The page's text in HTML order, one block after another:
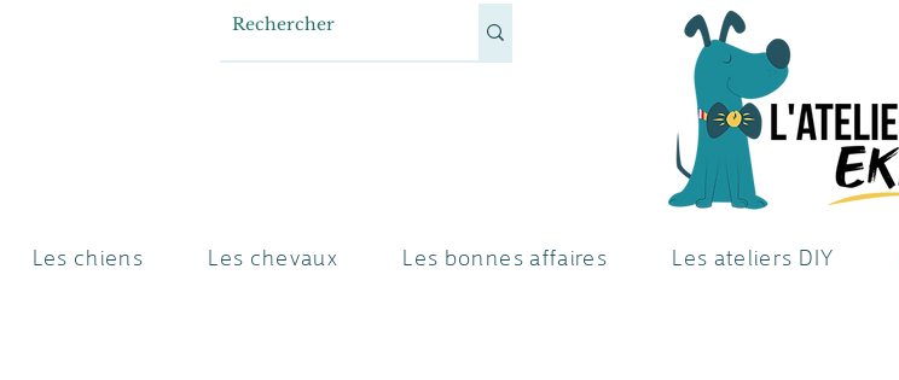
Les chiens Les chevaux Les bonnes affaires Les ateliers DIY